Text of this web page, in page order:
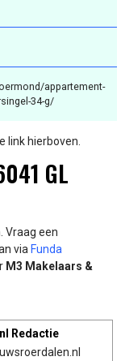
appartement-
34-g/
link hierboven.
GL
Vraag een
via Funda
M3 Makelaars &
Redactie